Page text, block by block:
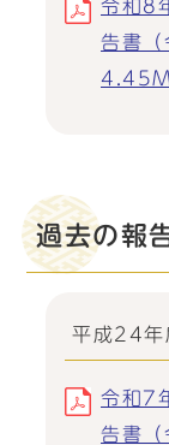
令和8
告書
過去の報
平成24年
令和7
告書